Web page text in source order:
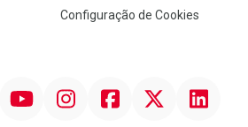
Configuração de Cookies
InstagramFacebookTwitter Linkedin